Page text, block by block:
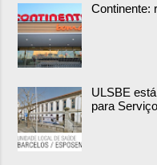
Continente:
ULSBE
para